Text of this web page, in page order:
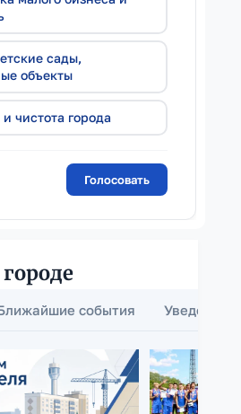
сады,
объекты
чистота города
события